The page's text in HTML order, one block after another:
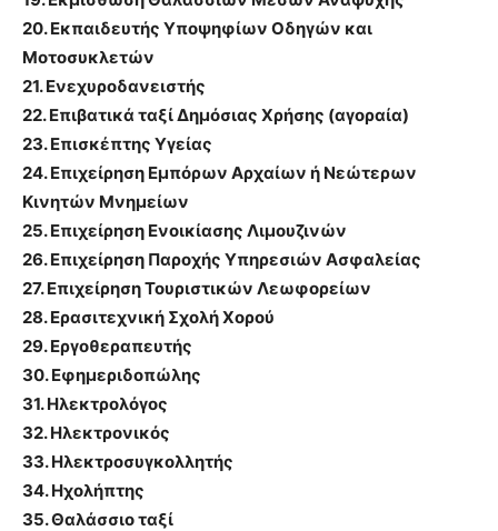
20. Εκπαιδευτής Υποψηφίων Οδηγών και
Μοτοσυκλετών
21. Ενεχυροδανειστής
22. Επιβατικά ταξί Δημόσιας Χρήσης (αγοραία)
23. Επισκέπτης Υγείας
24. Επιχείρηση Εμπόρων Αρχαίων ή Νεώτερων
Κινητών Μνημείων
25. Επιχείρηση Ενοικίασης Λιμουζινών
26. Επιχείρηση Παροχής Υπηρεσιών Ασφαλείας
27. Επιχείρηση Τουριστικών Λεωφορείων
28. Ερασιτεχνική Σχολή Χορού
29. Εργοθεραπευτής
30. Εφημεριδοπώλης
31. Ηλεκτρολόγος
32. Ηλεκτρονικός
33. Ηλεκτροσυγκολλητής
34. Ηχολήπτης
35. Θαλάσσιο ταξί